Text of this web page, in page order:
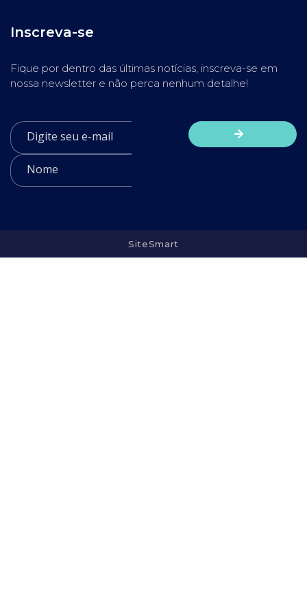
Inscreva-se
Fique por dentro das últimas notícias, inscreva-se em
nossa newsletter e não perca nenhum detalhe!
SiteSmart